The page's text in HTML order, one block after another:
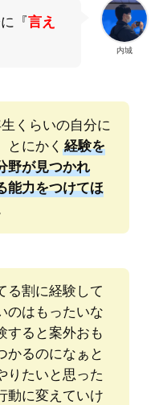
内城
『言え
くらいの自分に
とにかく 経験を
野が見つかれ
能力をつけてほ
る割に経験して
のはもったいな
すると案外おも
かるのになぁと
りたいと思った
動に変えていけ